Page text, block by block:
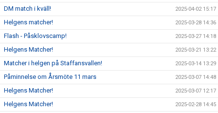
DM match i kväll! 2025-04-02 15:17
Helgens matcher! 2025-03-28 14:36
Flash - Påsklovscamp! 2025-03-27 14:18
Helgens Matcher! 2025-03-21 13:22
Matcher i helgen på Staffansvallen! 2025-03-14 13:29
Påminnelse om Årsmöte 11 mars 2025-03-07 14:48
Helgens Matcher! 2025-03-07 12:17
Helgens Matcher! 2025-02-28 14:45